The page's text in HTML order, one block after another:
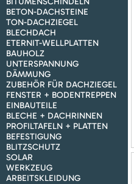
BETON-DACHSTEINE
TON-DACHZIEGEL
BLECHDACH
ETERNIT-WELLPLATTEN
BAUHOLZ
UNTERSPANNUNG
DÄMMUNG
ZUBEHÖR FÜR DACHZIEGEL
FENSTER + BODENTREPPEN
EINBAUTEILE
BLECHE + DACHRINNEN
PROFILTAFELN + PLATTEN
BEFESTIGUNG
BLITZSCHUTZ
SOLAR
WERKZEUG
ARBEITSKLEIDUNG